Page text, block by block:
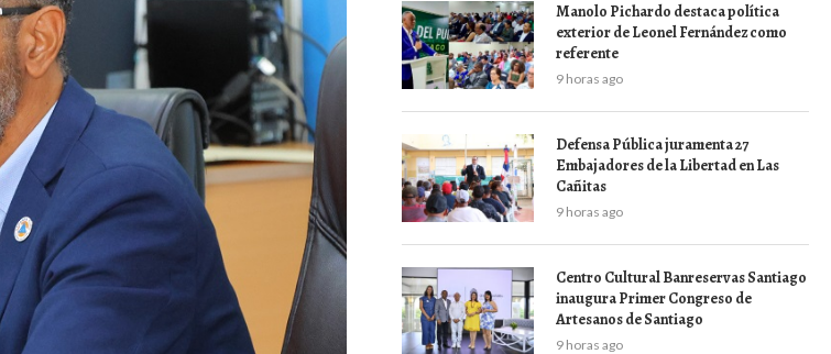
Manolo Pichardo destaca política
exterior de Leonel Fernández como
referente
9 horas ago
Defensa Pública juramenta 27
Embajadores de la Libertad en Las
Cañitas
9 horas ago
Centro Cultural Banreservas Santiago
inaugura Primer Congreso de
Artesanos de Santiago
9 horas ago